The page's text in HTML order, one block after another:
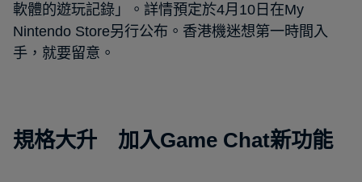
軟體的遊玩記錄」。詳情預定於4月10日在My
Nintendo Store另行公布。香港機迷想第一時間入
手，就要留意。
規格大升 加入Game Chat新功能